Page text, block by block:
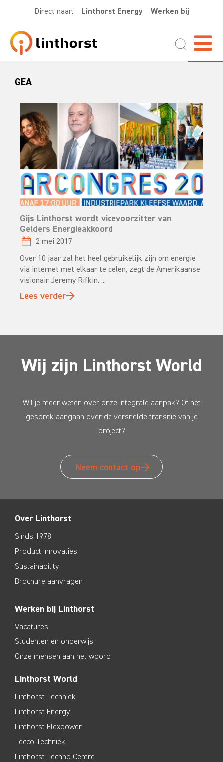
Direct naar: Linthorst Energy Werken bij
GEA
Gijs Linthorst wordt vicevoorzitter van
Gelders Energieakkoord
2 mei 2017
Over 10 jaar zal het heel gebruikelijk zijn om energie
via internet met elkaar te delen, zegt de Amerikaanse
visionair Jeremy Rifkin. ...
Lees verder
Wij zijn Linthorst World
Wil je meer weten over onze integrale aanpak? Of het
gesprek aangaan over de versnelde transitie van je
project?
Neem contact op
Over Linthorst
Sinds 1978
Product innovaties
Sustainability
Brochure aanvragen
Werken bij Linthorst
Vacatures
Studenten en onderwijs
Onze mensen aan het woord
Linthorst World
Linthorst Techniek
Linthorst Energy
Linthorst Flexpower
Tecco Techniek
Linthorst Techno Centre